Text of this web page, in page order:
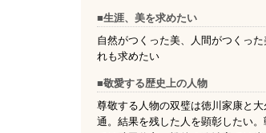
■生涯、美を求めたい
自然がつくった美、人間がつくっ
れも求めたい
■敬愛する歴史上の人物
尊敬する人物の双璧は徳川家康と大
通。結果を残した人を顕彰したい